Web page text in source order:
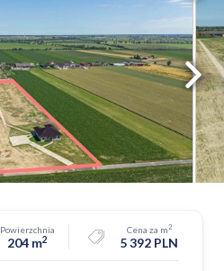
Powierzchnia
204 m2
Cena za m2
5 392 PLN